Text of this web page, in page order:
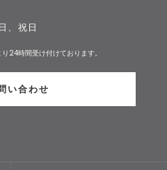
、祝日
24時間受け付けております。
い合わせ